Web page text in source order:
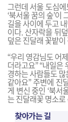
그런데 서울 도심
‘북서울 꿈의 숲’
길을 사이에 두고
이다. 산자락을 뒤
덮은 진달래 꽃밭
“우리 영감님도 어
더라고요” “내일은
경하는 사람들도
같아요” 주변에 진
게 변신 중인 ‘북서
는 진달래꽃 명소
찾아가는 길